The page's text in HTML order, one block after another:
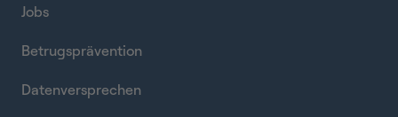
Jobs
Betrugsprävention
Datenversprechen